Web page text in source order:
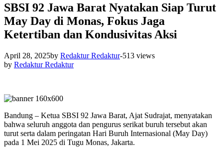
SBSI 92 Jawa Barat Nyatakan Siap Turut
May Day di Monas, Fokus Jaga
Ketertiban dan Kondusivitas Aksi
April 28, 2025by Redaktur Redaktur-513 views
by Redaktur Redaktur
Bandung – Ketua SBSI 92 Jawa Barat, Ajat Sudrajat, menyatakan
bahwa seluruh anggota dan pengurus serikat buruh tersebut akan
turut serta dalam peringatan Hari Buruh Internasional (May Day)
pada 1 Mei 2025 di Tugu Monas, Jakarta.